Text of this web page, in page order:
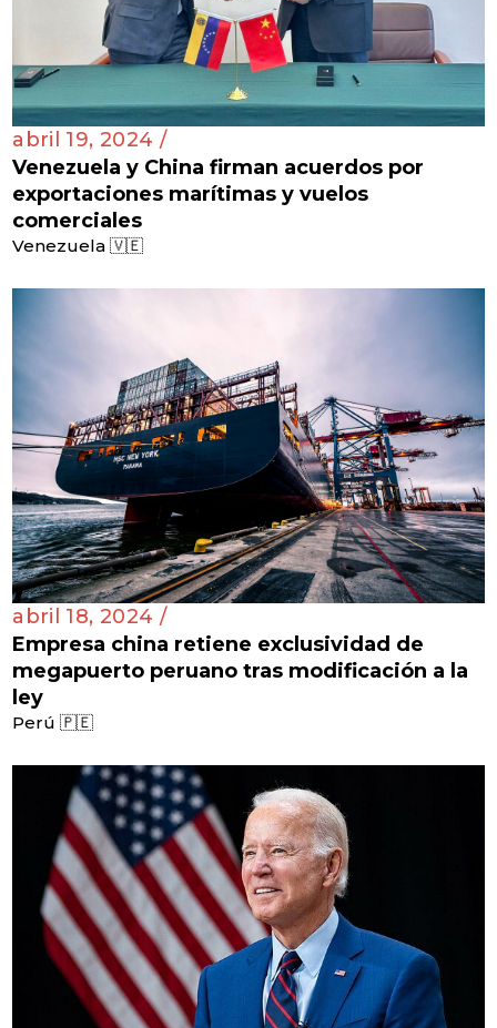
abril 19, 2024 /
Venezuela y China firman acuerdos por
exportaciones marítimas y vuelos
comerciales
Venezuela 🇻🇪
abril 18, 2024 /
Empresa china retiene exclusividad de
megapuerto peruano tras modificación a la
ley
Perú 🇵🇪